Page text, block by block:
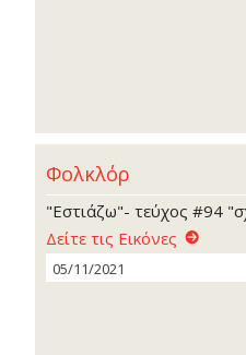
Φολκλόρ
"Εστιάζω"- τεύχος #94
Δείτε τις Εικόνες
05/11/2021